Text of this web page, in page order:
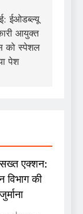
ईओडब्ल्यू
आयुक्त
को स्पेशल
पेश
एक्शन:
विभाग की